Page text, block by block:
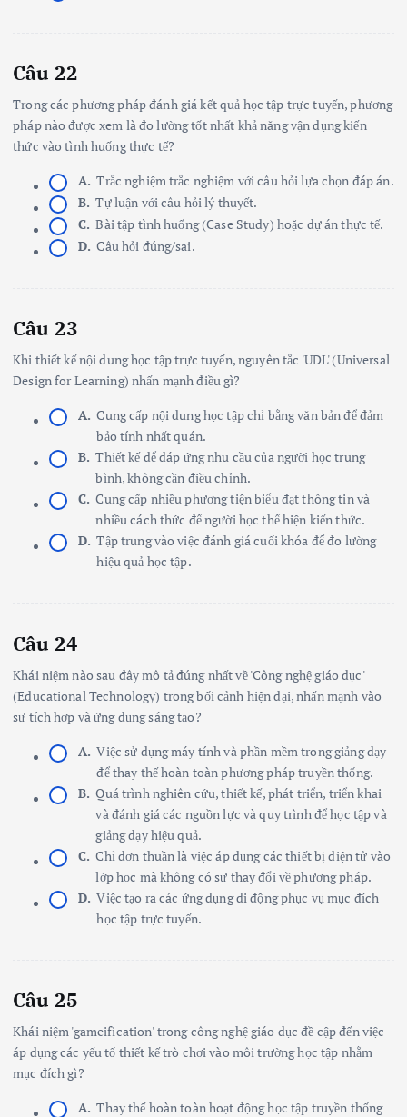
Câu 22
Trong các phương pháp đánh giá kết quả học tập trực tuyến, phương
pháp nào được xem là đo lường tốt nhất khả năng vận dụng kiến
thức vào tình huống thực tế?
A. Trắc nghiệm trắc nghiệm với câu hỏi lựa chọn đáp án.
B. Tự luận với câu hỏi lý thuyết.
C. Bài tập tình huống (Case Study) hoặc dự án thực tế.
D. Câu hỏi đúng/sai.
Câu 23
Khi thiết kế nội dung học tập trực tuyến, nguyên tắc 'UDL' (Universal
Design for Learning) nhấn mạnh điều gì?
A. Cung cấp nội dung học tập chỉ bằng văn bản để đảm
bảo tính nhất quán.
B. Thiết kế để đáp ứng nhu cầu của người học trung
bình, không cần điều chỉnh.
C. Cung cấp nhiều phương tiện biểu đạt thông tin và
nhiều cách thức để người học thể hiện kiến thức.
D. Tập trung vào việc đánh giá cuối khóa để đo lường
hiệu quả học tập.
Câu 24
Khái niệm nào sau đây mô tả đúng nhất về 'Công nghệ giáo dục'
(Educational Technology) trong bối cảnh hiện đại, nhấn mạnh vào
sự tích hợp và ứng dụng sáng tạo?
A. Việc sử dụng máy tính và phần mềm trong giảng dạy
để thay thế hoàn toàn phương pháp truyền thống.
B. Quá trình nghiên cứu, thiết kế, phát triển, triển khai
và đánh giá các nguồn lực và quy trình để học tập và
giảng dạy hiệu quả.
C. Chỉ đơn thuần là việc áp dụng các thiết bị điện tử vào
lớp học mà không có sự thay đổi về phương pháp.
D. Việc tạo ra các ứng dụng di động phục vụ mục đích
học tập trực tuyến.
Câu 25
Khái niệm 'gameification' trong công nghệ giáo dục đề cập đến việc
áp dụng các yếu tố thiết kế trò chơi vào môi trường học tập nhằm
mục đích gì?
A. Thay thế hoàn toàn hoạt động học tập truyền thống